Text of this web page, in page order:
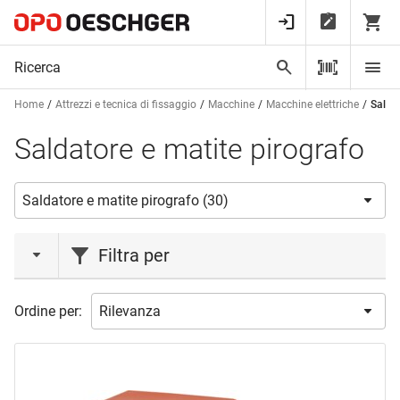
Home Attrezzi e tecnica di fissaggio Macchine Macchine elettriche
Saldatore e matite pirografo
Filtra per
ENGEL (3)
(12)
Ordine per: